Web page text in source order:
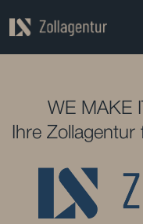
WE MAKE
Ihre